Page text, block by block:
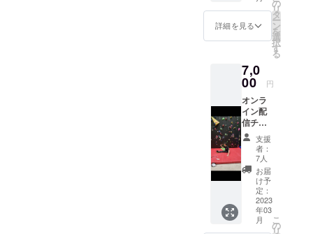
欄にご
入力く
RTと
は、一
般社団
法人
スター
トが契
約して
いる障
害のあ
る方が
デザイ
ンした
ステッ
カーと
なりま
す。 4
種類の
中から
ランダ
詳細を見る
の
リ
タ
ー
ン
を
選
択
す
る
7,0
00 円
オンラ
イン配
信チ
ケット
＋
フォー
スター
ト・ク
ライミ
ングT
シャツ
＋感謝
支援
者：
7人
お届
け予
定：
2023
年03
月
こ
の
リ